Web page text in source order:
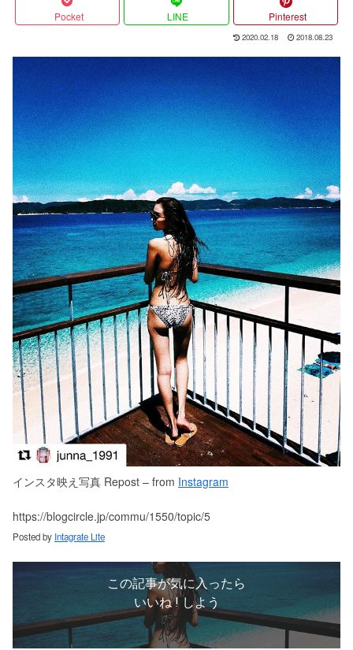
Pocket LINE Pinterest
2020.02.18 2018.08.23
インスタ映え写真 Repost – from Instagram
https://blogcircle.jp/commu/1550/topic/5
Posted by Intagrate Lite
この記事が気に入ったら
いいね ! しよう